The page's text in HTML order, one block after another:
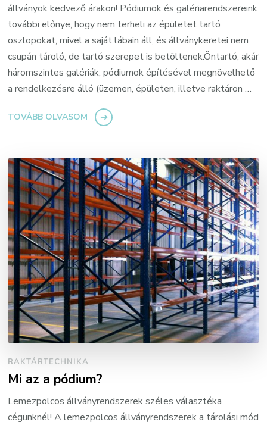
állványok kedvező árakon! Pódiumok és galériarendszereink
további előnye, hogy nem terheli az épületet tartó
oszlopokat, mivel a saját lábain áll, és állványkeretei nem
csupán tároló, de tartó szerepet is betöltenek.Öntartó, akár
háromszintes galériák, pódiumok építésével megnövelhető
a rendelkezésre álló (üzemen, épületen, illetve raktáron …
TOVÁBB OLVASOM
RAKTÁRTECHNIKA
Mi az a pódium?
Lemezpolcos állványrendszerek széles választéka
cégünknél! A lemezpolcos állványrendszerek a tárolási mód